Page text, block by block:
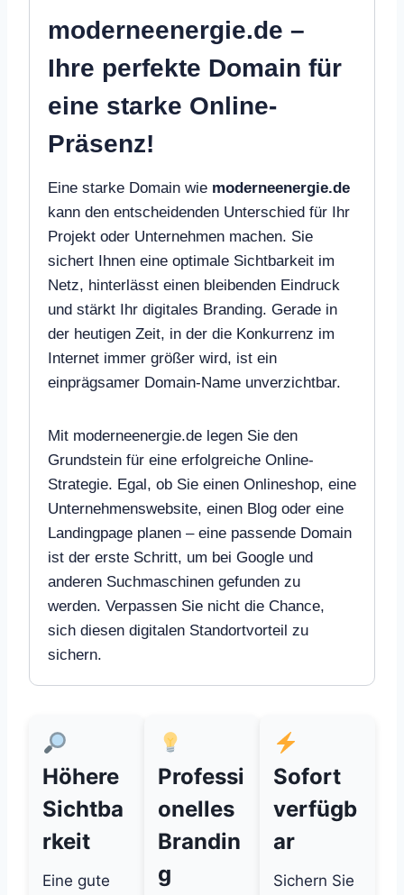
moderneenergie.de –
Ihre perfekte Domain für
eine starke Online-
Präsenz!
Eine starke Domain wie moderneenergie.de
kann den entscheidenden Unterschied für Ihr
Projekt oder Unternehmen machen. Sie
sichert Ihnen eine optimale Sichtbarkeit im
Netz, hinterlässt einen bleibenden Eindruck
und stärkt Ihr digitales Branding. Gerade in
der heutigen Zeit, in der die Konkurrenz im
Internet immer größer wird, ist ein
einprägsamer Domain-Name unverzichtbar.
Mit moderneenergie.de legen Sie den
Grundstein für eine erfolgreiche Online-
Strategie. Egal, ob Sie einen Onlineshop, eine
Unternehmenswebsite, einen Blog oder eine
Landingpage planen – eine passende Domain
ist der erste Schritt, um bei Google und
anderen Suchmaschinen gefunden zu
werden. Verpassen Sie nicht die Chance,
sich diesen digitalen Standortvorteil zu
sichern.
Höhere
Sichtba
rkeit
Eine gute
Professi
onelles
Brandin
g
Sofort
verfügb
ar
Sichern Sie